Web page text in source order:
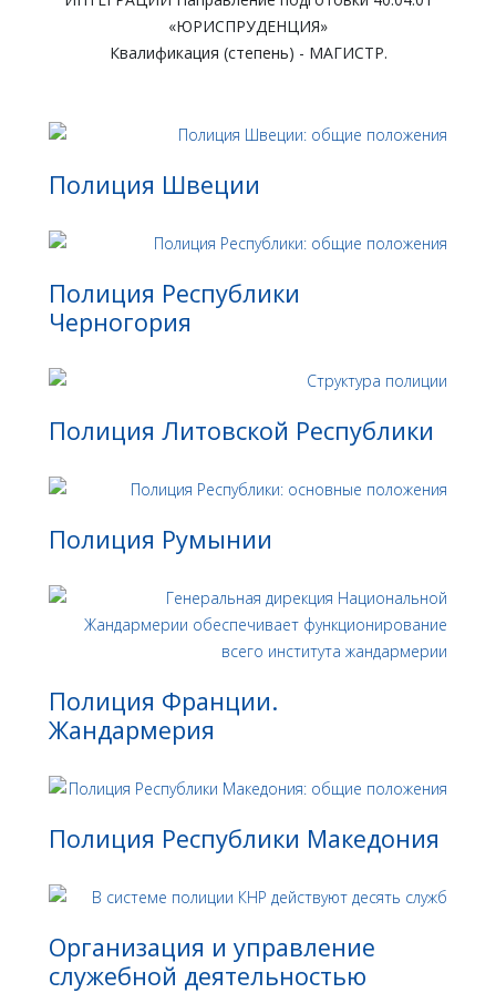
«ЮРИСПРУДЕНЦИЯ»
Квалификация (степень) - МАГИСТР.
Полиция Швеции
Полиция Республики
Черногория
Полиция Литовской Республики
Полиция Румынии
Полиция Франции.
Жандармерия
Полиция Республики Македония
Организация и управление
служебной деятельностью